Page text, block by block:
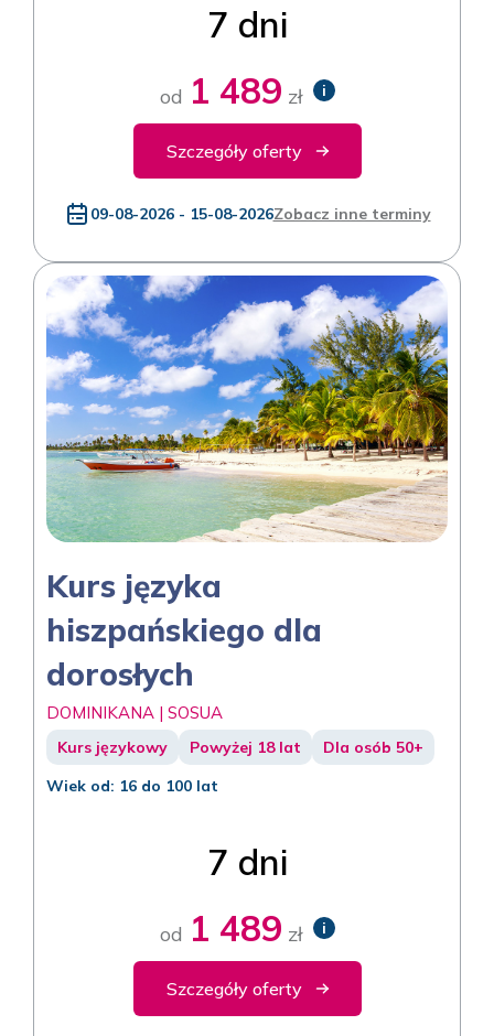
7 dni
od 1 489 zł i
Szczegóły oferty
09-08-2026 - 15-08-2026Zobacz inne terminy
Kurs języka
hiszpańskiego dla
dorosłych
DOMINIKANA | SOSUA
Kurs językowy Powyżej 18 lat
Dla osób 50+
Wiek od: 16 do 100 lat
7 dni
od 1 489 zł i
Szczegóły oferty